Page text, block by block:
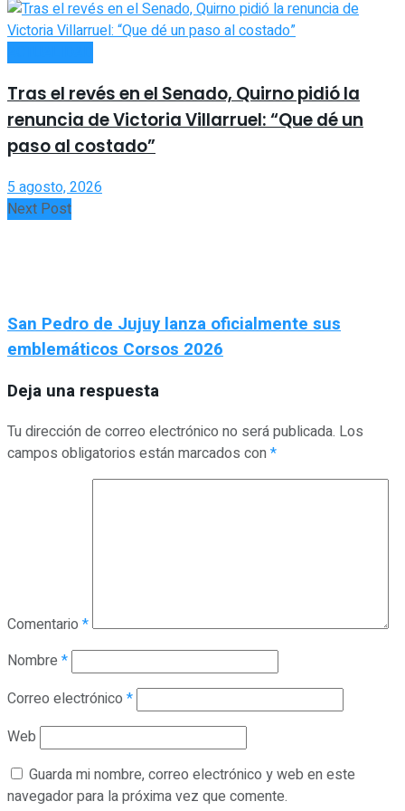
Tras el revés en el Senado, Quirno pidió la
renuncia de Victoria Villarruel: “Que dé un
paso al costado”
5 agosto, 2026
Next Post
San Pedro de Jujuy lanza oficialmente sus
emblemáticos Corsos 2026
Deja una respuesta
Tu dirección de correo electrónico no será publicada. Los
campos obligatorios están marcados con*
Comentario *
Nombre *
Correo electrónico *
Web
Guarda mi nombre, correo electrónico y web en este
navegador para la próxima vez que comente.